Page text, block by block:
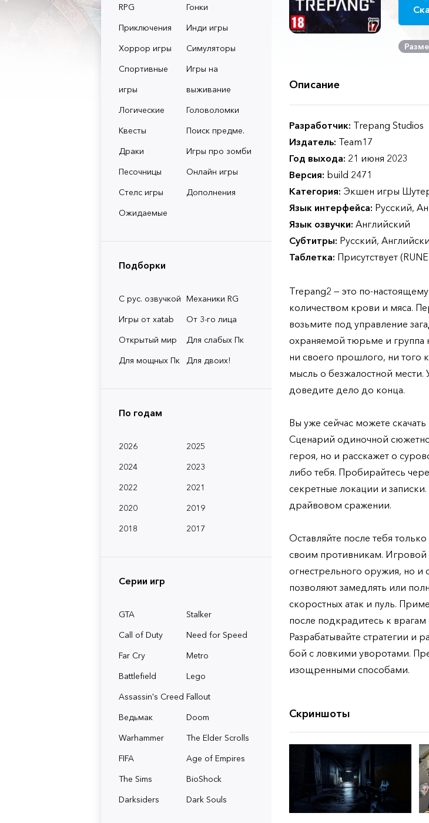
RPG
Гонки
Приключения
Инди игры
Хоррор игры
Симуляторы
Спортивные
игры
Игры на
выживание
Логические
Головоломки
Квесты
Поиск предме.
Драки
Игры про зомби
Песочницы
Онлайн игры
Стелс игры
Дополнения
Ожидаемые
Подборки
С рус. озвучкой Механики RG
Игры от xatab
От 3-го лица
Открытый мир
Для слабых Пк
Для мощных Пк
Для двоих!
По годам
2026
2025
2024
2023
2022
2021
2020
2019
2018
2017
Серии игр
GTA
Stalker
Call of Duty
Need for Speed
Far Cry
Metro
Battlefield
Lego
Assassin's Creed Fallout
Ведьмак
Doom
Warhammer
The Elder Scrolls
FIFA
Age of Empires
The Sims
BioShock
Darksiders
Dark Souls
Описание
Разработчик: Trepang Studios
Издатель: Team17
Год выхода: 21 июня 2023
Версия: build 2471
Категория: Экшен игры
Язык интерфейса: Русский,
Язык озвучки: Английский
Субтитры: Русский,
Таблетка: Присутствует
Trepang2 — это по-
количеством крови и мяса.
возьмите под управление
охраняемой тюрьме и группа
ни своего прошлого, ни того
мысль о безжалостной мести.
доведите дело до конца.
Вы уже сейчас можете
Сценарий одиночной
героя, но и расскажет о
либо тебя. Пробирайтесь
секретные локации и
драйвовом сражении.
Оставляйте после тебя
своим противникам. Игровой
огнестрельного оружия, но и
позволяют замедлять или
скоростных атак и пуль.
после подкрадитесь к
Разрабатывайте стратегии
бой с ловкими уворотами.
изощренными способами.
Скриншоты